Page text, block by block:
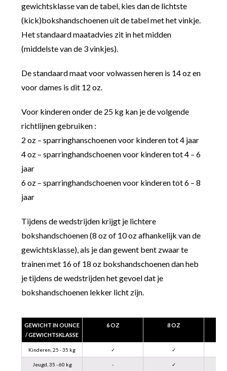
gewichtsklasse van de tabel, kies dan de lichtste
(kick)bokshandschoenen uit de tabel met het vinkje.
Het standaard maatadvies zit in het midden
(middelste van de 3 vinkjes).
De standaard maat voor volwassen heren is 14 oz en
voor dames is dit 12 oz.
Voor kinderen onder de 25 kg kan je de volgende
richtlijnen gebruiken :
2 oz – sparringhanschoenen voor kinderen tot 4 jaar
4 oz – sparringhandschoenen voor kinderen tot 4 – 6
jaar
6 oz – sparringhandschoenen voor kinderen tot 6 – 8
jaar
Tijdens de wedstrijden krijgt je lichtere
bokshandschoenen (8 oz of 10 oz afhankelijk van de
gewichtsklasse), als je dan gewent bent zwaar te
trainen met 16 of 18 oz bokshandschoenen dan heb
je tijdens de wedstrijden het gevoel dat je
bokshandschoenen lekker licht zijn.
GEWICHT IN OUNCE
/ GEWICHTSKLASSE
6 OZ 8 OZ
Kinderen, 25 - 35 kg ✓ ✓
Jeugd, 35 - 60 kg - ✓